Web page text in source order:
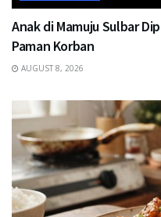
Anak di Mamuju Sulbar
Paman Korban
AUGUST 8, 2026